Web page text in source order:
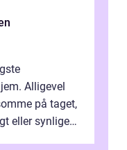
Alligevel
på taget,
eller synlige